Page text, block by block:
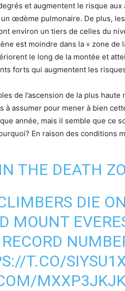
et augmentent le risque aux
œdème pulmonaire. De plus,
environ un tiers de celles du
est moindre dans la « zone de
le long de la montée et
forts qui augmentent les
de l’ascension de la plus haute
assumer pour mener à bien
année, mais il semble que ce
En raison des conditions
THE DEATH
DIE ON
MOUNT
T.CO/